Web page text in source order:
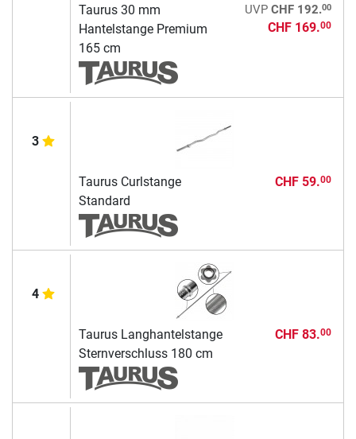
Taurus 30 mm
Hantelstange Premium
165 cm
UVP CHF 192.00
CHF 169.00
3
Taurus Curlstange
Standard
CHF 59.00
4
Taurus Langhantelstange
Sternverschluss 180 cm
CHF 83.00